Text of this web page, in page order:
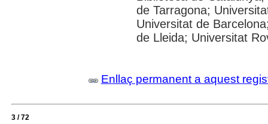
de Tarragona;
Universitat de
de Lleida; Universitat
Enllaç permanent a aquest
3 / 72